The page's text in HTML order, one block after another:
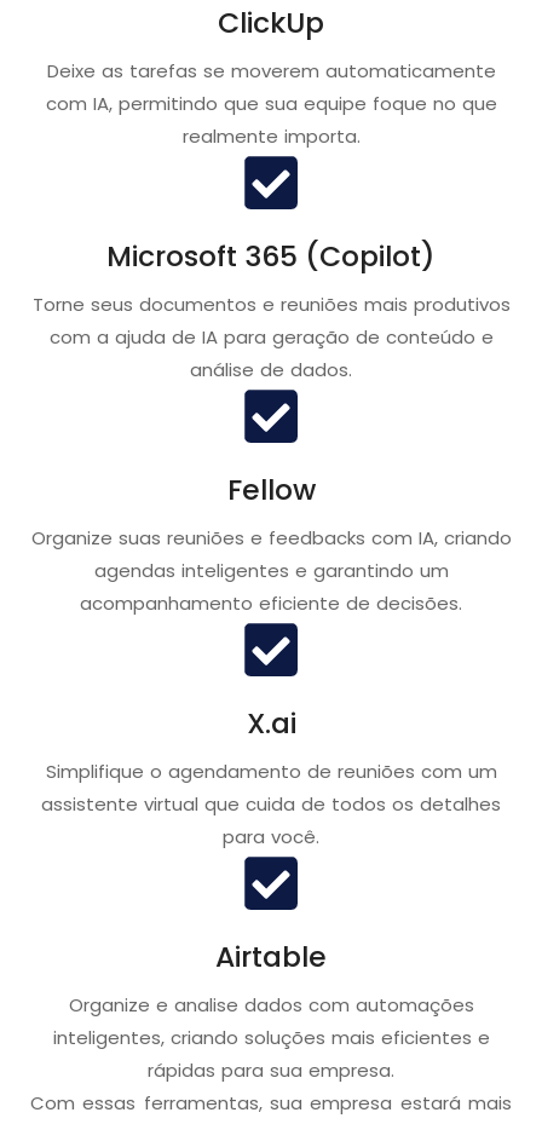
ClickUp
Deixe as tarefas se moverem automaticamente
com IA, permitindo que sua equipe foque no que
realmente importa.
Microsoft 365 (Copilot)
Torne seus documentos e reuniões mais produtivos
com a ajuda de IA para geração de conteúdo e
análise de dados.
Fellow
Organize suas reuniões e feedbacks com IA, criando
agendas inteligentes e garantindo um
acompanhamento eficiente de decisões.
X.ai
Simplifique o agendamento de reuniões com um
assistente virtual que cuida de todos os detalhes
para você.
Airtable
Organize e analise dados com automações
inteligentes, criando soluções mais eficientes e
rápidas para sua empresa.
Com essas ferramentas, sua empresa estará mais